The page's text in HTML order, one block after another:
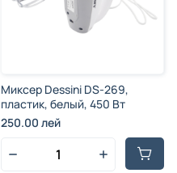
Миксер Dessini DS-269,
пластик, белый, 450 Вт
250.00 лей